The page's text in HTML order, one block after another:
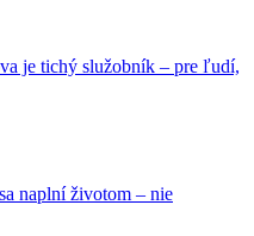
je tichý služobník – pre ľudí,
naplní životom – nie